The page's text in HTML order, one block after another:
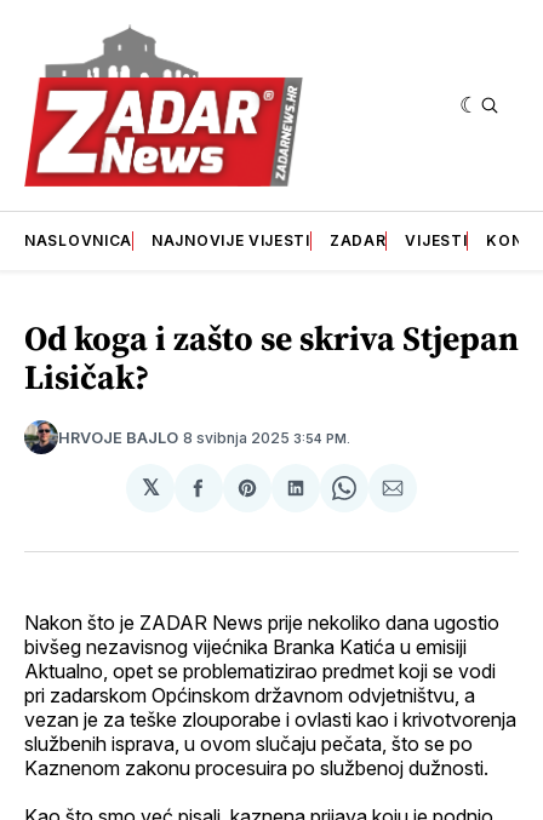
NASLOVNICA NAJNOVIJE VIJESTI ZADAR VIJESTI
Od koga i zašto se skriva Stjepan
Lisičak?
HRVOJE BAJLO 8 svibnja 2025 3:54 PM.
𝕏
podijeliSharepodijeliSharepodijeli
Nakon što je ZADAR News prije nekoliko dana ugostio
bivšeg nezavisnog vijećnika Branka Katića u emisiji
Aktualno, opet se problematizirao predmet koji se vodi
pri zadarskom Općinskom državnom odvjetništvu, a
vezan je za teške zlouporabe i ovlasti kao i krivotvorenja
službenih isprava, u ovom slučaju pečata, što se po
Kaznenom zakonu procesuira po službenoj dužnosti.